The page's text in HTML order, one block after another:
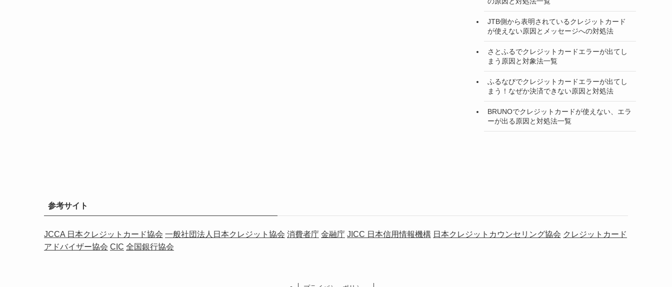
JTB側から表明されているクレジットカード
が使えない原因とメッセージへの対処法
さとふるでクレジットカードエラーが出てし
まう原因と対象法一覧
ふるなびでクレジットカードエラーが出てし
まう！なぜか決済できない原因と対処法
BRUNOでクレジットカードが使えない、エラ
ーが出る原因と対処法一覧
参考サイト
JCCA 日本クレジットカード協会 一般社団法人日本クレジット協会 消費者庁 金融庁 JICC 日本信用情報機構 日本クレジットカウンセリング協会 クレジットカード
アドバイザー協会 CIC 全国銀行協会